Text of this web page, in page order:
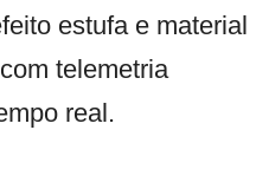
estufa e material
telemetria
real.